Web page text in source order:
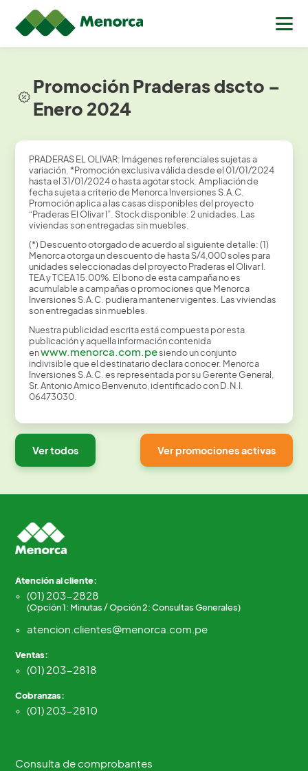
Promoción Praderas dscto –
Enero 2024
PRADERAS EL OLIVAR: Imágenes referenciales sujetas a
variación. *Promoción exclusiva válida desde el 01/01/2024
hasta el 31/01/2024 o hasta agotar stock. Ampliación de
fecha sujeta a criterio de Menorca Inversiones S.A.C.
Promoción aplica a las casas disponibles del proyecto
“Praderas El Olivar I”. Stock disponible: 2 unidades. Las
viviendas son entregadas sin muebles.
(*) Descuento otorgado de acuerdo al siguiente detalle: (1)
Menorca otorga un descuento de hasta S/4,000 soles para
unidades seleccionadas del proyecto Praderas el Olivar I.
TEA y TCEA 15.00%. El bono de esta campaña no es
acumulable a campañas o promociones que Menorca
Inversiones S.A.C. pudiera mantener vigentes. Las viviendas
son entregadas sin muebles.
Nuestra publicidad escrita está compuesta por esta
publicación y aquella información contenida
enwww.menorca.com.pesiendo un conjunto
indivisible que el destinatario declara conocer. Menorca
Inversiones S.A.C. es representada por su Gerente General,
Sr. Antonio Amico Benvenuto, identificado con D.N.I.
06473030.
Ver todos Ver promociones activas
Atención al cliente:
(01) 203-2828
(Opción 1: Minutas / Opción 2: Consultas Generales)
atencion.clientes@menorca.com.pe
Ventas:
(01) 203-2818
Cobranzas:
(01) 203-2810
Consulta de comprobantes